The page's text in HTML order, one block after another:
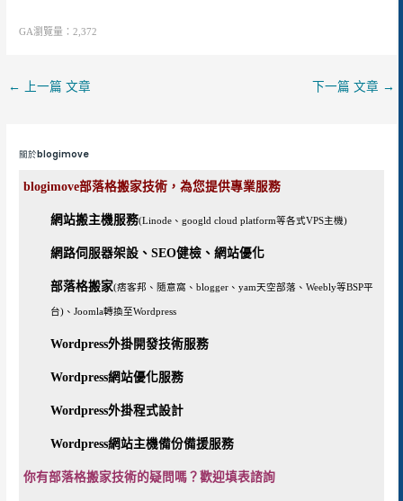
GA瀏覽量：2,372
← 上一篇 文章 下一篇 文章 →
關於blogimove
blogimove部落格搬家技術，為您提供專業服務
網站搬主機服務(Linode、googld cloud platform等各式VPS主機)
網路伺服器架設、SEO健檢、網站優化
部落格搬家(痞客邦、隨意窩、blogger、yam天空部落、Weebly等BSP平
台)、Joomla轉換至Wordpress
Wordpress外掛開發技術服務
Wordpress網站優化服務
Wordpress外掛程式設計
Wordpress網站主機備份備援服務
你有部落格搬家技術的疑問嗎？歡迎填表諮詢